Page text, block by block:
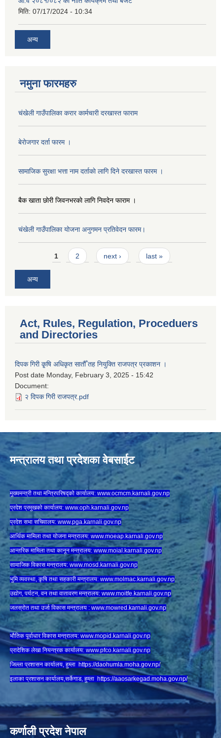
मिति: 07/17/2024 - 10:34
अन्य
नमुना फारमहरु
चंखेली गाउँपालिका करार कार्मचारी दरखास्त फाराम
बेराेजगार दर्ता फारम ।
सामाजिक सुरक्षा भत्ता नाम दर्ताकाे लागि दिने दरखास्त फारम ।
बैक खाता छाेरी जिवनभरकाे लागि निवदेन फाराम ।
चंखेली गाउँपालिका योजना अनुगमन प्रतिवेदन फारम।
Pages1 2 next › last »
अन्य
Act, Rules, Regulation, Proceduers
and Directories
दिपक गिरी कृ्षि अधिकृत सातौँ तह नियुक्ति राजपत्र प्रकाशन ।
Post date Monday, February 3, 2025 - 15:42
Document:
२ दिपक गिरी राजपत्र.pdf
मन्त्रालय तथा प्रदेशका वेबसाईट
मुख्यमन्त्री तथा मन्त्रिपरिषद्को कार्यालय: www.ocmcm.karnali.gov.np
प्रदेश प्रमुखको कार्यालय: www.oph.karnali.gov.np
प्रदेश सभा सचिवालय: www.pga.karnali.gov.np
आर्थिक मामिला तथा योजना मन्त्रालय: www.moeap.karnali.gov.np
आन्तरिक मामिला तथा कानून मन्त्रालय: www.moial.karnali.gov.np
सामाजिक विकास मन्त्रालय: www.mosd.karnali.gov.np
भुमि व्यवस्था, कृषि तथा सहकारी मन्त्रालय: www.molmac.karnali.gov.np
उद्योग, पर्यटन, वन तथा वातावरण मन्त्रालय: www.moitfe.karnali.gov.np
जलस्रोत तथा उर्जा विकास मन्त्रालय : www.mowred.karnali.gov.np
भौतिक पूर्वाधार विकास मन्त्रालय: www.mopid.karnali.gov.np
प्रादेशिक लेखा नियन्त्रक कार्यालय: www.pfco.karnali.gov.np
जिल्ला प्रशासन कार्यालय, हुम्ला https://daohumla.moha.gov.np/
इलाका प्रशासन कार्यालय,सर्केगाड, हुम्ला https://aaosarkegad.moha.gov.np/
कर्णाली प्रदेश नेपाल